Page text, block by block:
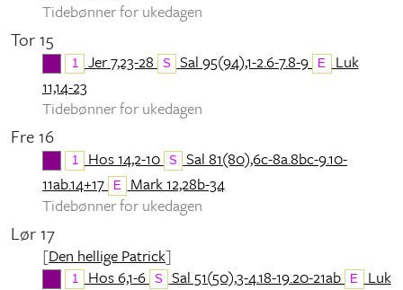
Tidebønner for ukedagen
Tor 15
1 Jer 7,23-28 S Sal 95(94),1-2.6-7.8-9 E
Luk
11,14-23
Tidebønner for ukedagen
Fre 16
1 Hos 14,2-10 S
Sal 81(80),6c-8a.8bc-9.10-
11ab.14+17
E
Mark 12,28b-34
Tidebønner for ukedagen
Lør 17
[Den hellige Patrick]
1 Hos 6,1-6 S Sal 51(50),3-4.18-19.20-21ab E
Luk